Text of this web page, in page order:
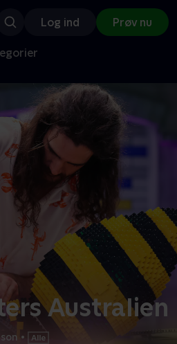
Log ind Prøv nu
Australien
•